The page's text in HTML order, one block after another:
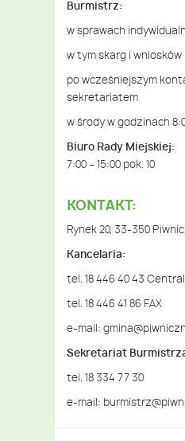
Burmistrz:
w sprawach
w tym skarg i wniosków
po wcześniejszym
sekretariatem
w środy w godzinach
Biuro Rady Miejskiej:
7:00 – 15:00 pok. 10
KONTAKT:
Rynek 20, 33-350
Kancelaria:
tel. 18 446 40 43
tel. 18 446 41 86 FAX
e-mail:
Sekretariat
tel. 18 334 77 30
e-mail: